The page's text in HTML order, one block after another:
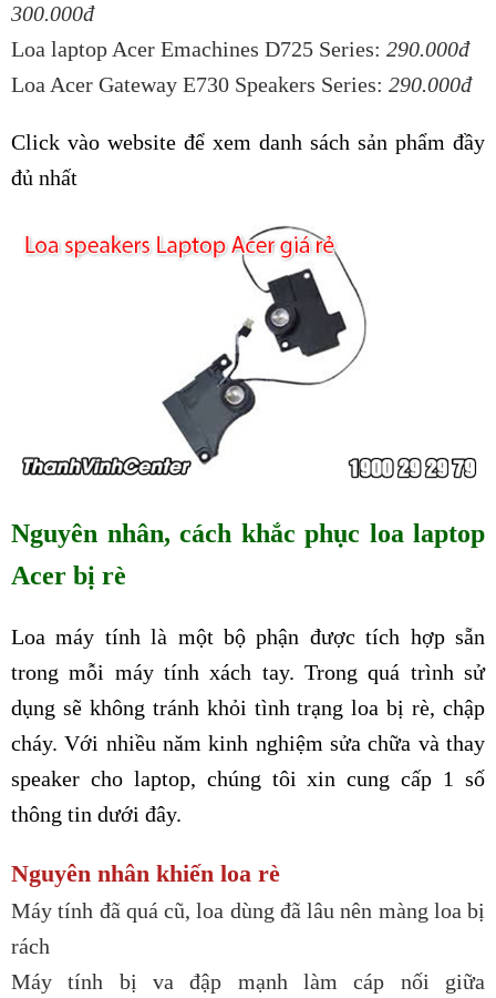
300.000đ
Loa laptop Acer Emachines D725 Series: 290.000đ
Loa Acer Gateway E730 Speakers Series: 290.000đ
Click vào website để xem danh sách sản phẩm đầy
đủ nhất
Nguyên nhân, cách khắc phục loa laptop
Acer bị rè
Loa máy tính là một bộ phận được tích hợp sẵn
trong mỗi máy tính xách tay. Trong quá trình sử
dụng sẽ không tránh khỏi tình trạng loa bị rè, chập
cháy. Với nhiều năm kinh nghiệm sửa chữa và thay
speaker cho laptop, chúng tôi xin cung cấp 1 số
thông tin dưới đây.
Nguyên nhân khiến loa rè
Máy tính đã quá cũ, loa dùng đã lâu nên màng loa bị
rách
Máy tính bị va đập mạnh làm cáp nối giữa